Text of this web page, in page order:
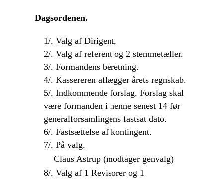
Dagsordenen.
1/. Valg af Dirigent,
2/. Valg af referent og 2 stemmetæller.
3/. Formandens beretning.
4/. Kassereren aflægger årets regnskab.
5/. Indkommende forslag. Forslag skal
være formanden i henne senest 14 før
generalforsamlingens fastsat dato.
6/. Fastsættelse af kontingent.
7/. På valg.
Claus Astrup (modtager genvalg)
8/. Valg af 1 Revisorer og 1